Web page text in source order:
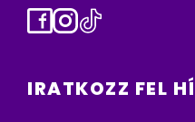
Facebook
Instagram
TikTok
IRATKOZZ FEL